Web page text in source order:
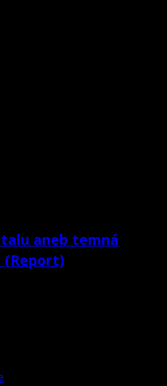
aneb temná
(Report)